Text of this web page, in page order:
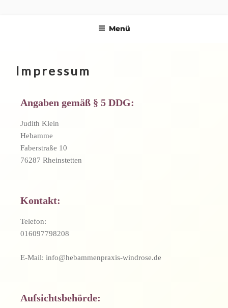
Menü
Impressum
Angaben gemäß § 5 DDG:
Judith Klein
Hebamme
Faberstraße 10
76287 Rheinstetten
Kontakt:
Telefon:
016097798208
E-Mail: info@hebammenpraxis-windrose.de
Aufsichtsbehörde: